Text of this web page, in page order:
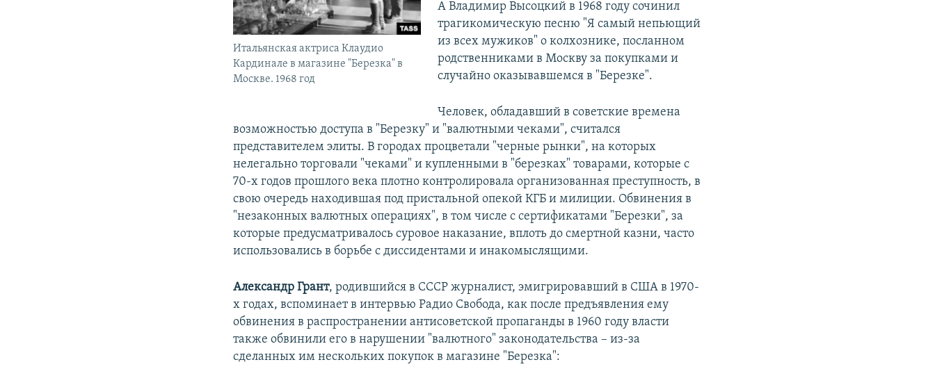
Итальянская актриса Клаудио
Кардинале в магазине "Березка" в
Москве. 1968 год
А Владимир Высоцкий в 1968 году сочинил
трагикомическую песню "Я самый непьющий
из всех мужиков" о колхознике, посланном
родственниками в Москву за покупками и
случайно оказывавшемся в "Березке".
Человек, обладавший в советские времена
возможностью доступа в "Березку" и "валютными чеками", считался
представителем элиты. В городах процветали "черные рынки", на которых
нелегально торговали "чеками" и купленными в "березках" товарами, которые с
70-х годов прошлого века плотно контролировала организованная преступность, в
свою очередь находившая под пристальной опекой КГБ и милиции. Обвинения в
"незаконных валютных операциях", в том числе с сертификатами "Березки", за
которые предусматривалось суровое наказание, вплоть до смертной казни, часто
использовались в борьбе с диссидентами и инакомыслящими.
Александр Грант, родившийся в СССР журналист, эмигрировавший в США в 1970-
х годах, вспоминает в интервью Радио Свобода, как после предъявления ему
обвинения в распространении антисоветской пропаганды в 1960 году власти
также обвинили его в нарушении "валютного" законодательства – из-за
сделанных им нескольких покупок в магазине "Березка":